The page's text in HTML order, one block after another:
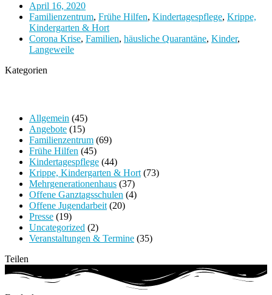
April 16, 2020
Familienzentrum, Frühe Hilfen, Kindertagespflege, Krippe,
Kindergarten & Hort
Corona Krise, Familien, häusliche Quarantäne, Kinder,
Langeweile
Kategorien
Allgemein (45)
Angebote (15)
Familienzentrum (69)
Frühe Hilfen (45)
Kindertagespflege (44)
Krippe, Kindergarten & Hort (73)
Mehrgenerationenhaus (37)
Offene Ganztagsschulen (4)
Offene Jugendarbeit (20)
Presse (19)
Uncategorized (2)
Veranstaltungen & Termine (35)
Teilen